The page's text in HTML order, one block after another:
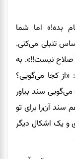
بده!» اما شما
تنبلی می‌کنی.
صلاح نیست!!». به
کجا می‌گویی؟
سند بیاور
سند آن‌را برای تو
و یک اشکال دیگر